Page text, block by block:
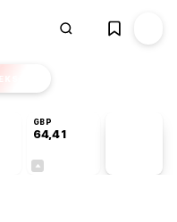
EKSTRA
GBP
64,41